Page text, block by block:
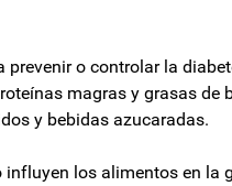
o controlar la
magras y grasas
y bebidas azucaradas.
los alimentos en la